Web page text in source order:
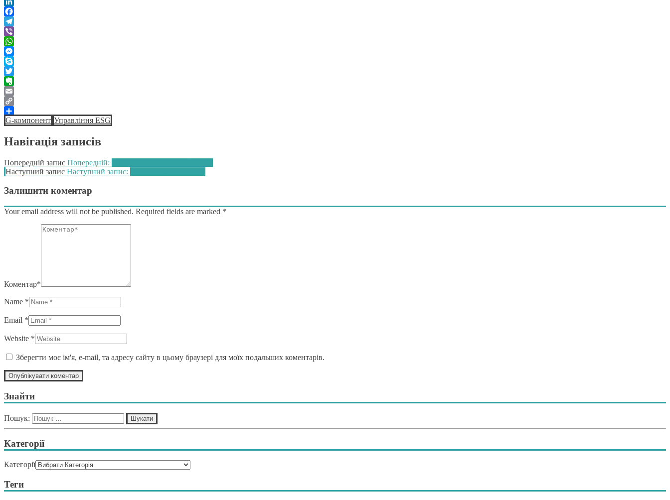
LinkedIn
Facebook
Telegram
Viber
WhatsApp
Messenger
Skype
Twitter
Evernote
Email
Copy
Link
Поділитися
G-компонент Управління ESG
Навігація записів
Попередній запис Попередній:
Наступний запис Наступний запис:
Залишити коментар
Your email address will not be published. Required fields are marked *
Коментар*
Name *
Email *
Website *
Зберегти моє ім'я, e-mail, та адресу сайту в цьому браузері для моїх подальших коментарів.
Знайти
Пошук:
Категорії
Категорії
Теги